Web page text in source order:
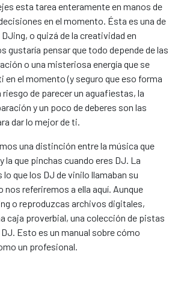
esta tarea enteramente en manos de
en el momento. Ésta es una de
o quizá de la creatividad en
gustaría pensar que todo depende de las
o una misteriosa energía que se
en el momento (y seguro que eso forma
riesgo de parecer un aguafiestas, la
y un poco de deberes son las
dar lo mejor de ti.
una distinción entre la música que
la que pinchas cuando eres DJ. La
que los DJ de vinilo llamaban su
nos referiremos a ella aquí. Aunque
o reproduzcas archivos digitales,
caja proverbial, una colección de pistas
Esto es un manual sobre cómo
un profesional.